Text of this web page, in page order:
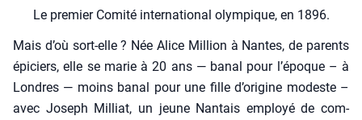
Le pre­mier Comi­té inter­na­tio­nal olym­pique, en 1896.
Mais d’où sort-elle ? Née Alice Mil­lion à Nantes, de parents
épi­ciers, elle se marie à 20 ans — banal pour l’époque – à
Londres — moins banal pour une fille d’origine modeste –
avec Joseph Mil­liat, un jeune Nan­tais employé de com­